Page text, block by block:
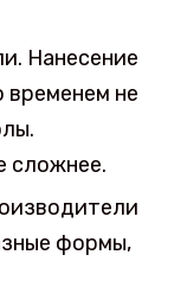
Нанесение
временем не
сложнее.
формы,